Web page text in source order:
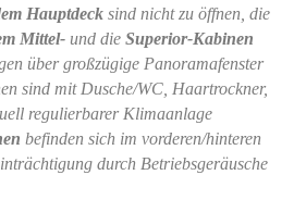
Hauptdeck sind nicht zu öffnen, die
Mittel- und die Superior-Kabinen
über großzügige Panoramafenster
sind mit Dusche/WC, Haartrockner,
regulierbarer Klimaanlage
befinden sich im vorderen/hinteren
durch Betriebsgeräusche